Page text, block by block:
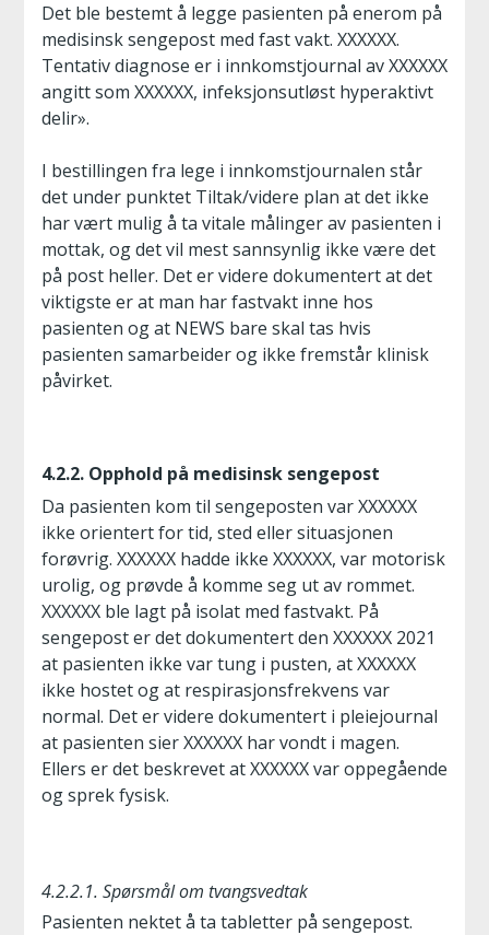
Det ble bestemt å legge pasienten på enerom på
medisinsk sengepost med fast vakt. XXXXXX.
Tentativ diagnose er i innkomstjournal av XXXXXX
angitt som XXXXXX, infeksjonsutløst hyperaktivt
delir».
I bestillingen fra lege i innkomstjournalen står
det under punktet Tiltak/videre plan at det ikke
har vært mulig å ta vitale målinger av pasienten i
mottak, og det vil mest sannsynlig ikke være det
på post heller. Det er videre dokumentert at det
viktigste er at man har fastvakt inne hos
pasienten og at NEWS bare skal tas hvis
pasienten samarbeider og ikke fremstår klinisk
påvirket.
4.2.2. Opphold på medisinsk sengepost
Da pasienten kom til sengeposten var XXXXXX
ikke orientert for tid, sted eller situasjonen
forøvrig. XXXXXX hadde ikke XXXXXX, var motorisk
urolig, og prøvde å komme seg ut av rommet.
XXXXXX ble lagt på isolat med fastvakt. På
sengepost er det dokumentert den XXXXXX 2021
at pasienten ikke var tung i pusten, at XXXXXX
ikke hostet og at respirasjonsfrekvens var
normal. Det er videre dokumentert i pleiejournal
at pasienten sier XXXXXX har vondt i magen.
Ellers er det beskrevet at XXXXXX var oppegående
og sprek fysisk.
4.2.2.1. Spørsmål om tvangsvedtak
Pasienten nektet å ta tabletter på sengepost.